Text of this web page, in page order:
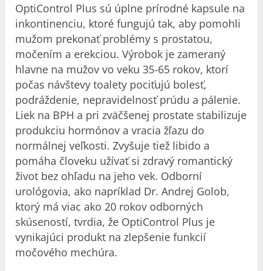
OptiControl Plus sú úplne prírodné kapsule na
inkontinenciu, ktoré fungujú tak, aby pomohli
mužom prekonať problémy s prostatou,
močením a erekciou. Výrobok je zameraný
hlavne na mužov vo veku 35-65 rokov, ktorí
počas návštevy toalety pociťujú bolesť,
podráždenie, nepravidelnosť prúdu a pálenie.
Liek na BPH a pri zväčšenej prostate stabilizuje
produkciu hormónov a vracia žľazu do
normálnej veľkosti. Zvyšuje tiež libido a
pomáha človeku užívať si zdravý romantický
život bez ohľadu na jeho vek. Odborní
urológovia, ako napríklad Dr. Andrej Golob,
ktorý má viac ako 20 rokov odborných
skúseností, tvrdia, že OptiControl Plus je
vynikajúci produkt na zlepšenie funkcií
močového mechúra.